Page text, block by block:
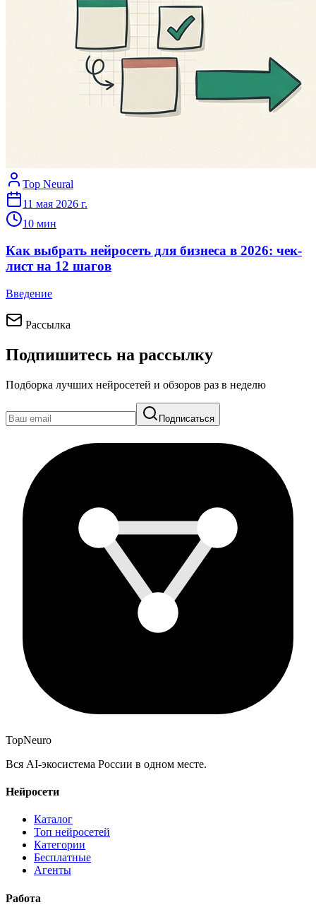
Top Neural
11 мая 2026 г.
10 мин
Как выбрать нейросеть для бизнеса в 2026: чек-
лист на 12 шагов
Введение
Рассылка
Подпишитесь на рассылку
Подборка лучших нейросетей и обзоров раз в неделю
Подписаться
TopNeuro
Вся AI-экосистема России в одном месте.
Нейросети
Каталог
Топ нейросетей
Категории
Бесплатные
Агенты
Работа